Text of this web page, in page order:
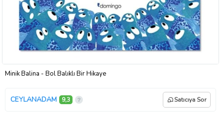
Minik Balina - Bol Balıklı Bir Hikaye
CEYLANADAM 9,3 Satıcıya Sor